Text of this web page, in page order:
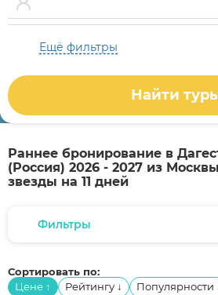
Ещё фильтры
Найти
Раннее бронирование в
(Россия) 2026 - 2027 из
звезды на 11 дней
Фильтры
Сортировать по:
Цене ↑ Рейтингу ↓ Популярности